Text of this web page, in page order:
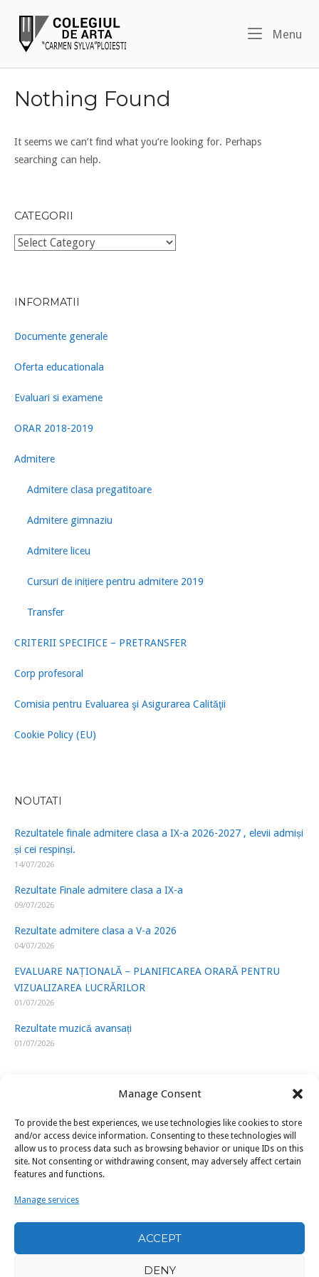
Manage Consent
To provide the best experiences, we use technologies like cookies to store
and/or access device information. Consenting to these technologies will
allow us to process data such as browsing behavior or unique IDs on this
site. Not consenting or withdrawing consent, may adversely affect certain
features and functions.
Manage services
ACCEPT
DENY
content
Menu
Nothing Found
It seems we can’t find what you’re looking for. Perhaps
searching can help.
CATEGORII
Categorii
INFORMATII
Documente generale
Oferta educationala
Evaluari si examene
ORAR 2018-2019
Admitere
Admitere clasa pregatitoare
Admitere gimnaziu
Admitere liceu
Cursuri de inițiere pentru admitere 2019
Transfer
CRITERII SPECIFICE – PRETRANSFER
Corp profesoral
Comisia pentru Evaluarea şi Asigurarea Calităţii
Cookie Policy (EU)
NOUTATI
Rezultatele finale admitere clasa a IX-a 2026-2027 , elevii admiși
și cei respinși.
14/07/2026
Rezultate Finale admitere clasa a IX-a
09/07/2026
Rezultate admitere clasa a V-a 2026
04/07/2026
EVALUARE NAȚIONALĂ – PLANIFICAREA ORARĂ PENTRU
VIZUALIZAREA LUCRĂRILOR
01/07/2026
Rezultate muzică avansați
01/07/2026
LINK-URI UTILE
ISJ Prahova
Ministerul Educatiei
U.A.P.
Filarmonica „Paul Constantinescu” Ploiești